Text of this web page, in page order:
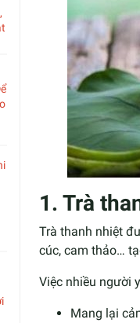
1. Trà
Trà thanh nhiệt
cúc, cam thảo…
Việc nhiều người
Mang lại